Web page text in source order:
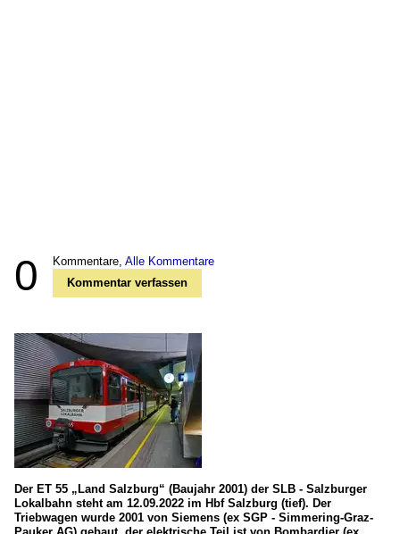
0 Kommentare, Alle Kommentare
Kommentar verfassen
Der ET 55 „Land Salzburg“ (Baujahr 2001) der SLB - Salzburger
Lokalbahn steht am 12.09.2022 im Hbf Salzburg (tief). Der
Triebwagen wurde 2001 von Siemens (ex SGP - Simmering-Graz-